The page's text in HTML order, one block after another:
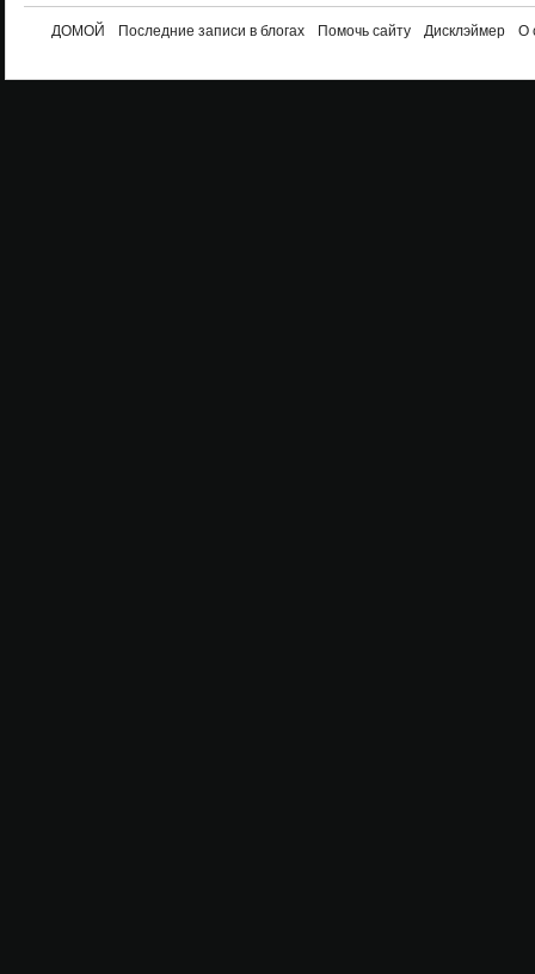
ДОМОЙ Последние записи в блогах Помочь сайту Дисклэймер О